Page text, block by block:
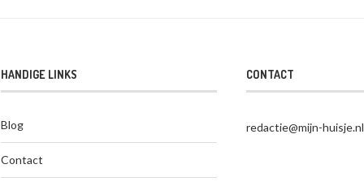
HANDIGE LINKS
Blog
Contact
CONTACT
redactie@mijn-huisje.nl